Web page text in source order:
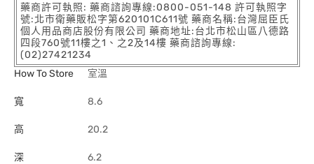
藥商許可執照: 藥商諮詢專線:0800-051-148 許可執照字
號:北市衛藥販松字第620101C611號 藥商名稱:台灣屈臣氏
個人用品商店股份有限公司 藥商地址:台北市松山區八德路
四段760號11樓之1、之2及14樓 藥商諮詢專線:
(02)27421234
How To Store
室溫
寬 8.6
高 20.2
深 6.2